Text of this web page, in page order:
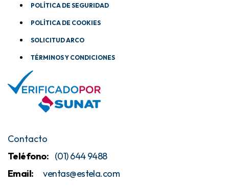
POLÍTICA DE SEGURIDAD
POLÍTICA DE COOKIES
SOLICITUD ARCO
TÉRMINOS Y CONDICIONES
Contacto
Teléfono: (01) 644 9488
Email:
ventas@estela.com